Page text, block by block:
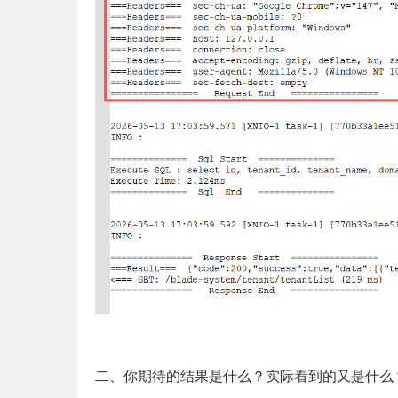
二、你期待的结果是什么？实际看到的又是什么